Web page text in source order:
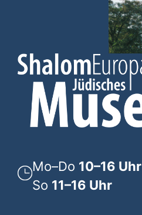
Mo–Do 10–16 Uhr
So 11–16 Uhr